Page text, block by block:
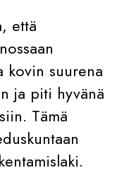
että
kovin suurena
ja piti hyvänä
Tämä